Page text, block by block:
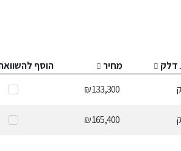
דלק מחיר
הוסף
133,300 ₪
165,400 ₪